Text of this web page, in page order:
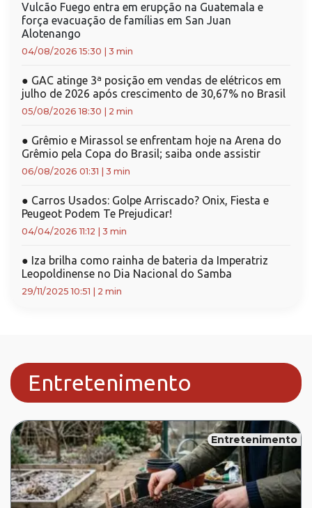
Vulcão Fuego entra em erupção na Guatemala e
força evacuação de famílias em San Juan
Alotenango
04/08/2026 15:30 3 min
● GAC atinge 3ª posição em vendas de elétricos em
julho de 2026 após crescimento de 30,67% no Brasil
05/08/2026 18:30 2 min
● Grêmio e Mirassol se enfrentam hoje na Arena do
Grêmio pela Copa do Brasil; saiba onde assistir
06/08/2026 01:31 3 min
● Carros Usados: Golpe Arriscado? Onix, Fiesta e
Peugeot Podem Te Prejudicar!
04/04/2026 11:12 3 min
● Iza brilha como rainha de bateria da Imperatriz
Leopoldinense no Dia Nacional do Samba
29/11/2025 10:51 2 min
Entretenimento
Entretenimento